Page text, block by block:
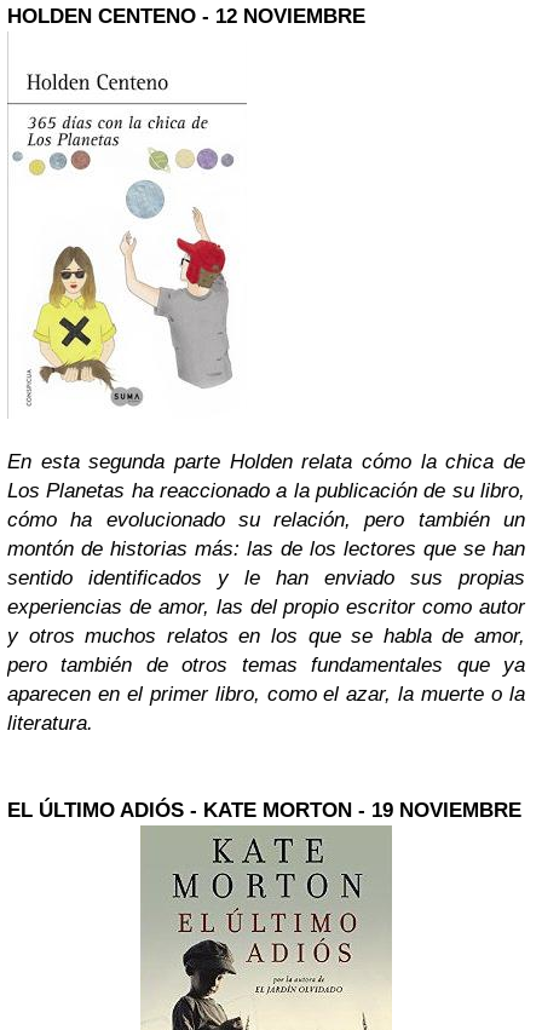
HOLDEN CENTENO - 12 NOVIEMBRE
En esta segunda parte Holden relata cómo la chica de
Los Planetas ha reaccionado a la publicación de su libro,
cómo ha evolucionado su relación, pero también un
montón de historias más: las de los lectores que se han
sentido identificados y le han enviado sus propias
experiencias de amor, las del propio escritor como autor
y otros muchos relatos en los que se habla de amor,
pero también de otros temas fundamentales que ya
aparecen en el primer libro, como el azar, la muerte o la
literatura.
EL ÚLTIMO ADIÓS - KATE MORTON - 19 NOVIEMBRE